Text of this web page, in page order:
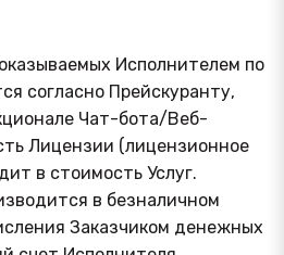
Исполнителем по
согласно Прейскуранту,
Чат-бота/Веб-
Лицензии (лицензионное
в стоимость Услуг.
в безналичном
Заказчиком денежных